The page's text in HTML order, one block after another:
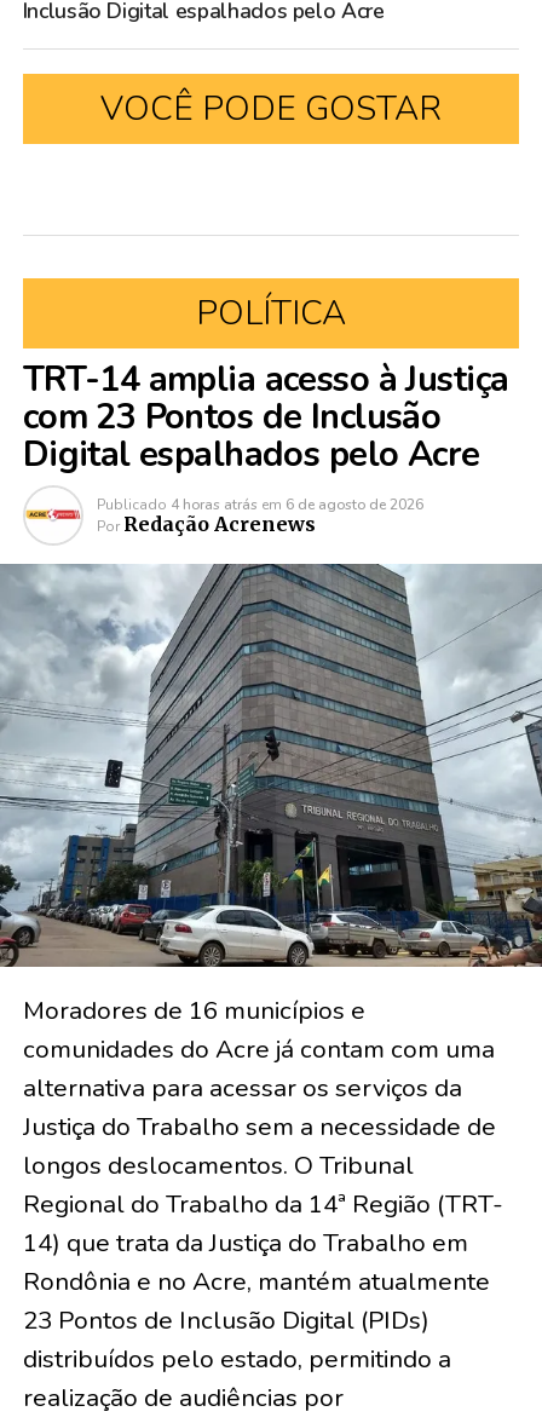
Inclusão Digital espalhados pelo Acre
VOCÊ PODE GOSTAR
POLÍTICA
TRT-14 amplia acesso à Justiça
com 23 Pontos de Inclusão
Digital espalhados pelo Acre
Publicado 4 horas atrás em 6 de agosto de 2026
Por Redação Acrenews
Moradores de 16 municípios e
comunidades do Acre já contam com uma
alternativa para acessar os serviços da
Justiça do Trabalho sem a necessidade de
longos deslocamentos. O Tribunal
Regional do Trabalho da 14ª Região (TRT-
14) que trata da Justiça do Trabalho em
Rondônia e no Acre, mantém atualmente
23 Pontos de Inclusão Digital (PIDs)
distribuídos pelo estado, permitindo a
realização de audiências por